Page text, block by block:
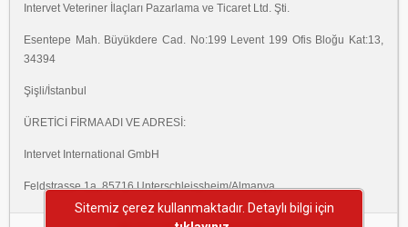
Intervet Veteriner İlaçları Pazarlama ve Ticaret Ltd. Şti.
Esentepe Mah. Büyükdere Cad. No:199 Levent 199 Ofis Bloğu Kat:13,
34394
Şişli/İstanbul
ÜRETİCİ FİRMA ADI VE ADRESİ:
Intervet International GmbH
Feldstrasse 1a, 85716 Unterschleissheim/Almanya
Sitemiz çerez kullanmaktadır. Detaylı bilgi için